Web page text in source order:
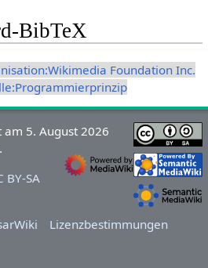
BibTeX
Foundation Inc.
am 5. August 2026
BY-SA
Lizenzbestimmungen